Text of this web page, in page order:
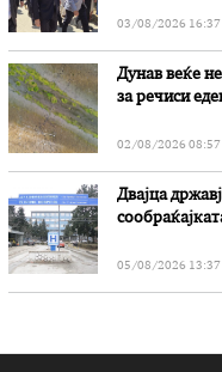
03/08/2026 16:37
Дунав веќе
за речиси
02/08/2026 08:57
Двајца
05/08/2026 13:37